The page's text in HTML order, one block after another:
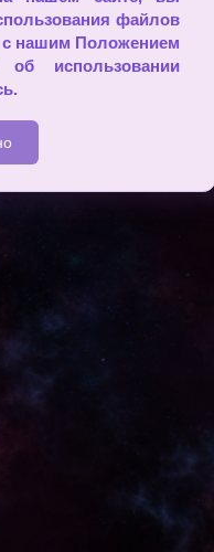
файлов
с нашим Положением
использовании
.
идущему изнутри. (Ол